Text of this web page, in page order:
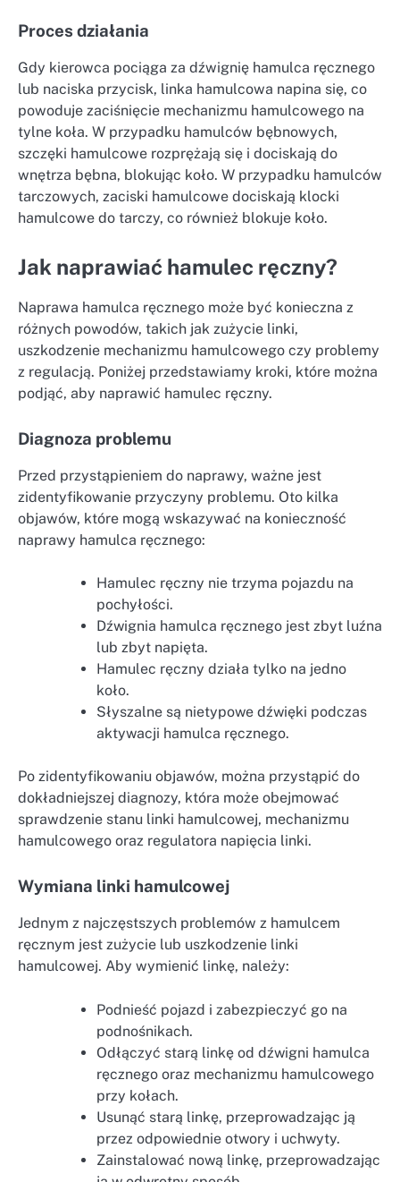
Proces działania
Gdy kierowca pociąga za dźwignię hamulca ręcznego
lub naciska przycisk, linka hamulcowa napina się, co
powoduje zaciśnięcie mechanizmu hamulcowego na
tylne koła. W przypadku hamulców bębnowych,
szczęki hamulcowe rozprężają się i dociskają do
wnętrza bębna, blokując koło. W przypadku hamulców
tarczowych, zaciski hamulcowe dociskają klocki
hamulcowe do tarczy, co również blokuje koło.
Jak naprawiać hamulec ręczny?
Naprawa hamulca ręcznego może być konieczna z
różnych powodów, takich jak zużycie linki,
uszkodzenie mechanizmu hamulcowego czy problemy
z regulacją. Poniżej przedstawiamy kroki, które można
podjąć, aby naprawić hamulec ręczny.
Diagnoza problemu
Przed przystąpieniem do naprawy, ważne jest
zidentyfikowanie przyczyny problemu. Oto kilka
objawów, które mogą wskazywać na konieczność
naprawy hamulca ręcznego:
Hamulec ręczny nie trzyma pojazdu na
pochyłości.
Dźwignia hamulca ręcznego jest zbyt luźna
lub zbyt napięta.
Hamulec ręczny działa tylko na jedno
koło.
Słyszalne są nietypowe dźwięki podczas
aktywacji hamulca ręcznego.
Po zidentyfikowaniu objawów, można przystąpić do
dokładniejszej diagnozy, która może obejmować
sprawdzenie stanu linki hamulcowej, mechanizmu
hamulcowego oraz regulatora napięcia linki.
Wymiana linki hamulcowej
Jednym z najczęstszych problemów z hamulcem
ręcznym jest zużycie lub uszkodzenie linki
hamulcowej. Aby wymienić linkę, należy:
Podnieść pojazd i zabezpieczyć go na
podnośnikach.
Odłączyć starą linkę od dźwigni hamulca
ręcznego oraz mechanizmu hamulcowego
przy kołach.
Usunąć starą linkę, przeprowadzając ją
przez odpowiednie otwory i uchwyty.
Zainstalować nową linkę, przeprowadzając